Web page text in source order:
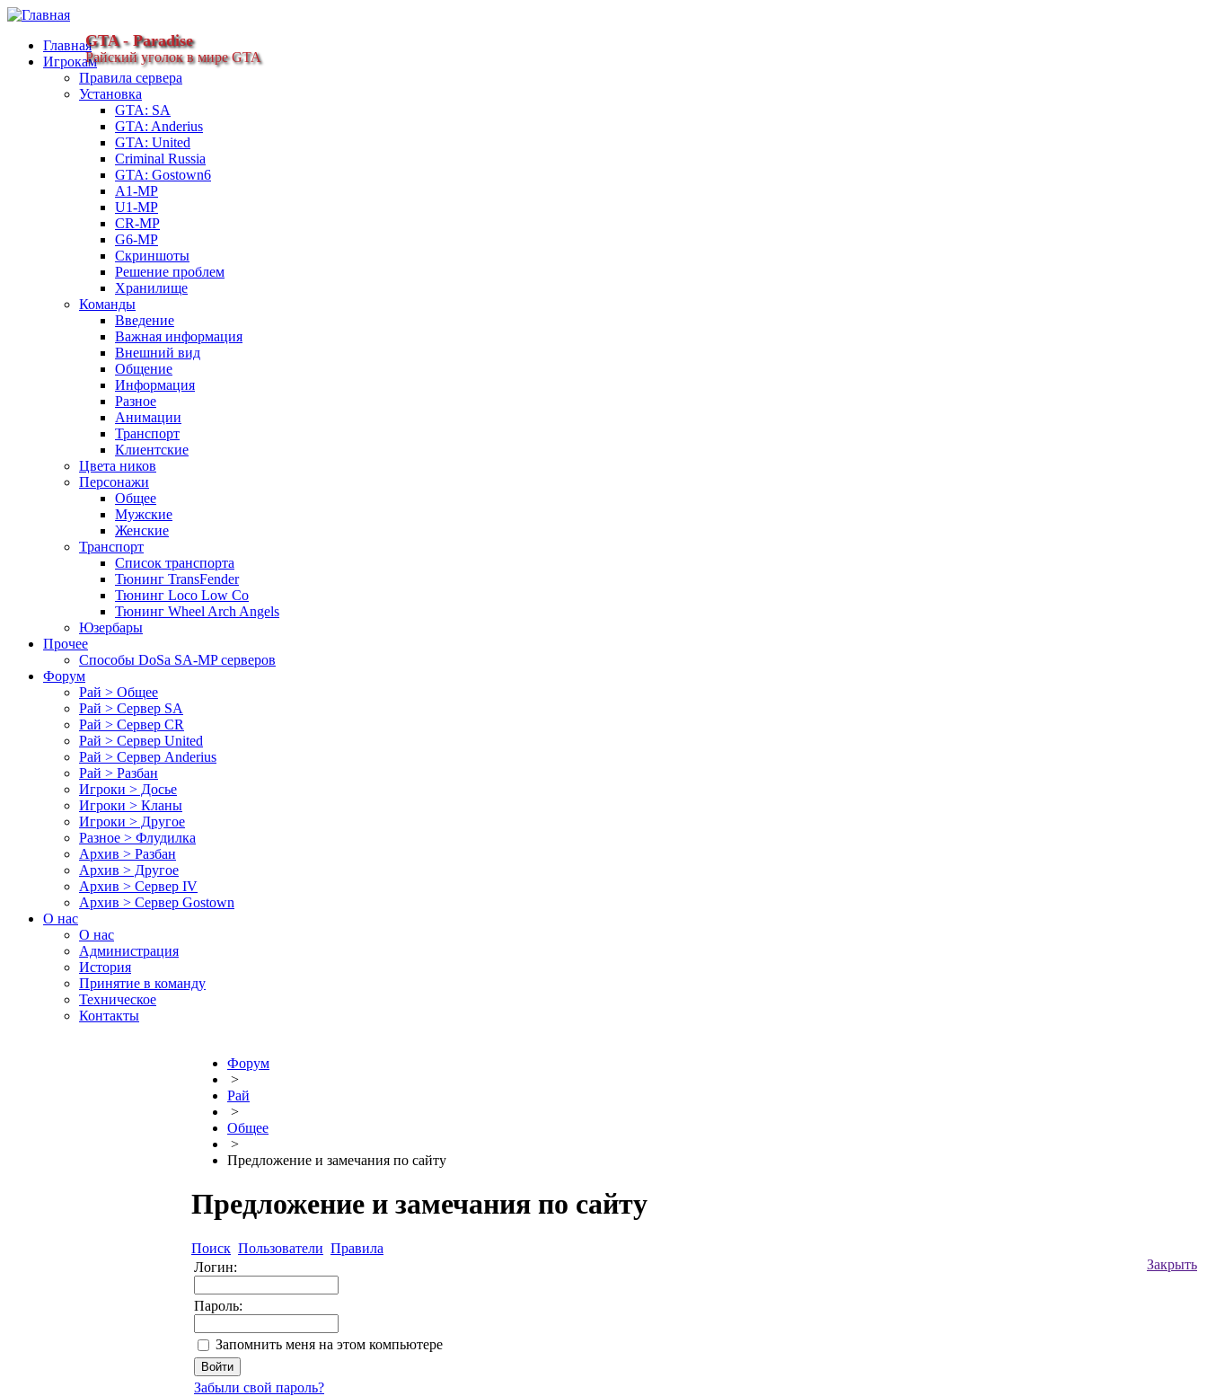
GTA - Paradise
Райский уголок в мире GTA
Главная
Игрокам
Правила сервера
Установка
GTA: SA
GTA: Anderius
GTA: United
Criminal Russia
GTA: Gostown6
A1-MP
U1-MP
CR-MP
G6-MP
Скриншоты
Решение проблем
Хранилище
Команды
Введение
Важная информация
Внешний вид
Общение
Информация
Разное
Анимации
Транспорт
Клиентские
Цвета ников
Персонажи
Общее
Мужские
Женские
Транспорт
Список транспорта
Тюнинг TransFender
Тюнинг Loco Low Co
Тюнинг Wheel Arch Angels
Юзербары
Прочее
Cпособы DoSа SA-MP серверов
Форум
Рай > Общее
Рай > Сервер SA
Рай > Сервер CR
Рай > Сервер United
Рай > Сервер Anderius
Рай > Разбан
Игроки > Досье
Игроки > Кланы
Игроки > Другое
Разное > Флудилка
Архив > Разбан
Архив > Другое
Архив > Сервер IV
Архив > Сервер Gostown
О нас
О нас
Администрация
История
Принятие в команду
Техническое
Контакты
Форум
>
Рай
>
Общее
>
Предложение и замечания по сайту
Предложение и замечания по сайту
Поиск Пользователи Правила
Закрыть
Логин:
Пароль:
Запомнить меня на этом компьютере
Забыли свой пароль?